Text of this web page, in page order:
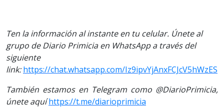
Ten la información al instante en tu celular. Únete al
grupo de Diario Primicia en WhatsApp a través del
siguiente
link:https://chat.whatsapp.com/Iz9ipvYjAnxFCJcV5hWzES
También estamos en Telegram como @DiarioPrimicia,
únete aquí https://t.me/diarioprimicia